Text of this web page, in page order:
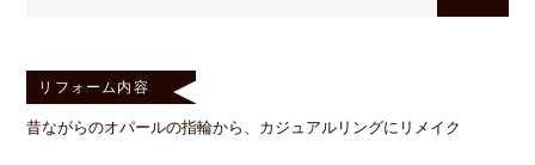
リフォーム内容
昔ながらのオパールの指輪から、カジュアルリングにリメイク